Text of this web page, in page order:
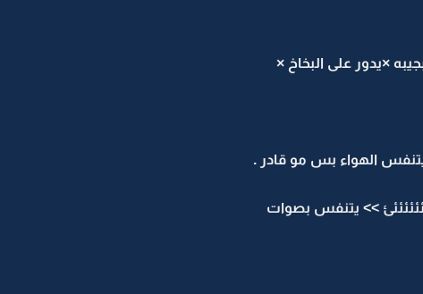
×يدور على البخاخ ×
الهواء بس مو قادر .
>> يتنفس بصوات